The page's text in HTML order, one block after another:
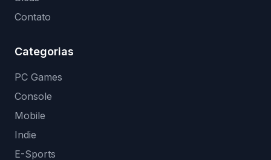
Contato
Categorias
PC Games
Console
Mobile
Indie
E-Sports